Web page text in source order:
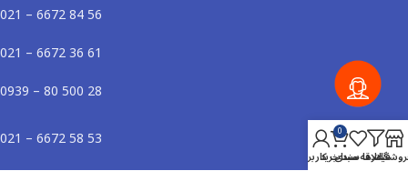
56 84 6672 – 021
61 36 6672 – 021
28 500 80 – 0939
53 58 6672 – 021
72 36 6672– 021
فیلترها
علاقه مندی
0
سبد خرید
حساب کاربری من